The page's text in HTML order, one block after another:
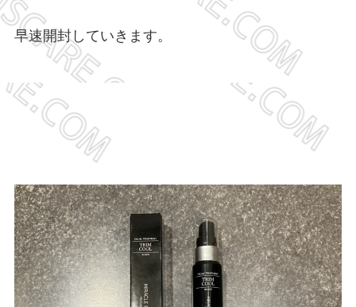
早速開封していきます。